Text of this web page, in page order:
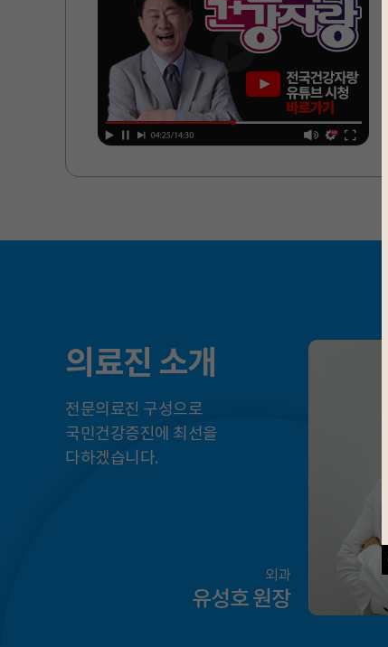
의료진 소개
전문의료진 구성으로
국민건강증진에 최선을
다하겠습니다.
외과
유성호 원장